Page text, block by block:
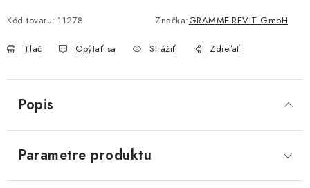
Kód tovaru: 11278 Značka:GRAMME-REVIT GmbH
Tlač Opýtať sa Strážiť Zdieľať
Popis
Parametre produktu